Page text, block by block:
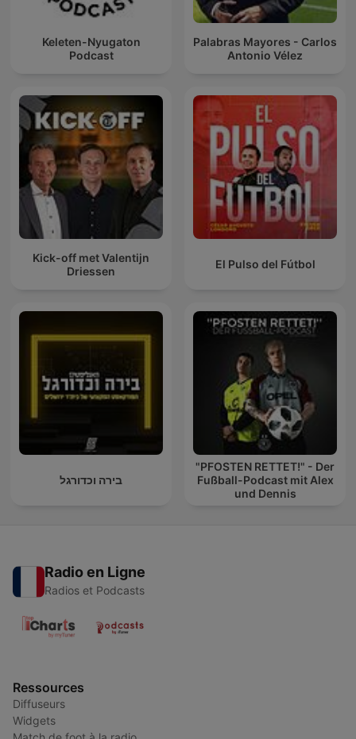
Keleten-Nyugaton
Podcast
Palabras Mayores - Carlos
Antonio Vélez
Kick-off met Valentijn
Driessen
El Pulso del Fútbol
בירה וכדורגל
"PFOSTEN RETTET!" - Der
Fußball-Podcast mit Alex
und Dennis
Radio en Ligne
Radios et Podcasts
Ressources
Diffuseurs
Widgets